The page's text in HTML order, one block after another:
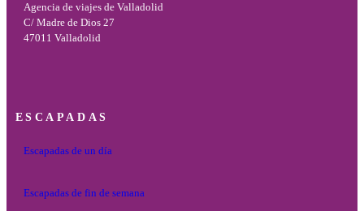
Agencia de viajes de Valladolid
C/ Madre de Dios 27
47011 Valladolid
ESCAPADAS
Escapadas de un día
Escapadas de fin de semana